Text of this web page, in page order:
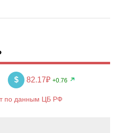
$ 82.17₽ +0.76
по данным ЦБ РФ